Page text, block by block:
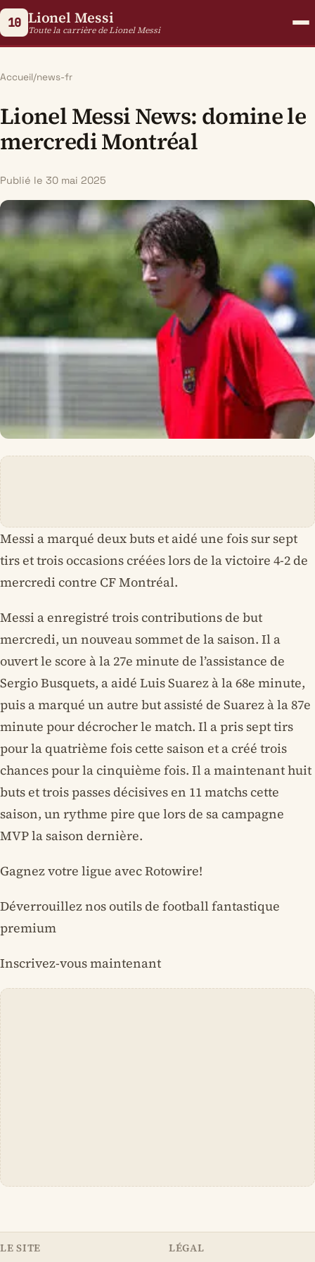
10 Lionel Messi
Toute la carrière de Lionel Messi
Accueil/news-fr
Lionel Messi News: domine le
mercredi Montréal
Publié le 30 mai 2025
Messi a marqué deux buts et aidé une fois sur sept
tirs et trois occasions créées lors de la victoire 4-2 de
mercredi contre CF Montréal.
Messi a enregistré trois contributions de but
mercredi, un nouveau sommet de la saison. Il a
ouvert le score à la 27e minute de l’assistance de
Sergio Busquets, a aidé Luis Suarez à la 68e minute,
puis a marqué un autre but assisté de Suarez à la 87e
minute pour décrocher le match. Il a pris sept tirs
pour la quatrième fois cette saison et a créé trois
chances pour la cinquième fois. Il a maintenant huit
buts et trois passes décisives en 11 matchs cette
saison, un rythme pire que lors de sa campagne
MVP la saison dernière.
Gagnez votre ligue avec Rotowire!
Déverrouillez nos outils de football fantastique
premium
Inscrivez-vous maintenant
LE SITE LÉGAL